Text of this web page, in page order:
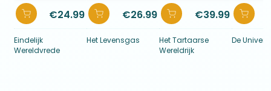
€24.99
Eindelijk
Wereldvrede
€26.99
Het Levensgas
€39.99
Het Tartaarse
Wereldrijk
De